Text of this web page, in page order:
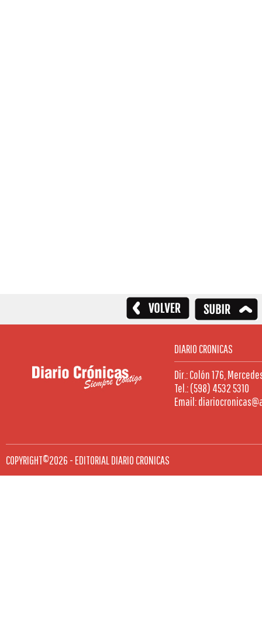
DIARIO CRONICAS
Dir.: Colón 176,
Tel.: (598) 4532 5310
Email:
COPYRIGHT©2026 - EDITORIAL DIARIO CRONICAS